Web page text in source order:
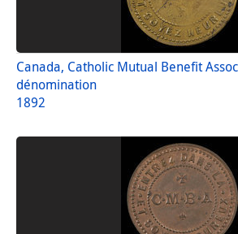
Canada, Catholic Mutual Benefit
dénomination
1892